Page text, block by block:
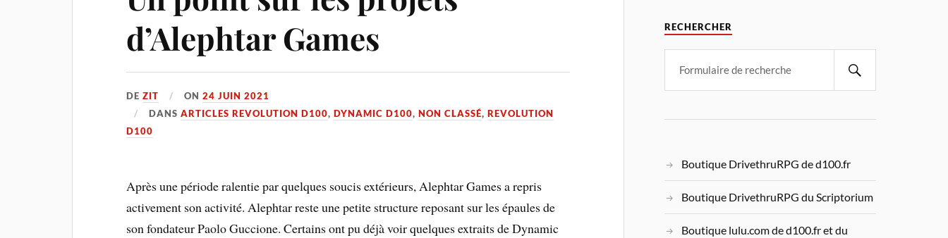
d’Alephtar Games
DEZIT ON24 JUIN 2021
DANSARTICLES REVOLUTION D100,DYNAMIC D100,NON CLASSÉ,REVOLUTION
D100
Après une période ralentie par quelques soucis extérieurs, Alephtar Games a repris
activement son activité. Alephtar reste une petite structure reposant sur les épaules de
son fondateur Paolo Guccione. Certains ont pu déjà voir quelques extraits de Dynamic
RECHERCHER
Boutique DrivethruRPG de d100.fr
Boutique DrivethruRPG du Scriptorium
Boutique lulu.com de d100.fr et du